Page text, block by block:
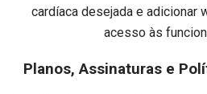
cardíaca desejada e adicionar
acesso às
Planos, Assinaturas e